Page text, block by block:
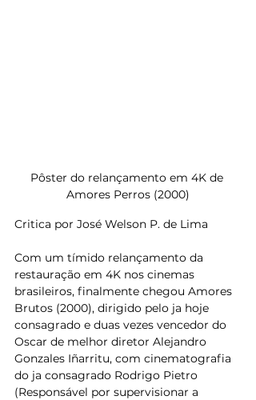
Pôster do relançamento em 4K de
Amores Perros (2000)
Critica por José Welson P. de Lima
Com um tímido relançamento da
restauração em 4K nos cinemas
brasileiros, finalmente chegou Amores
Brutos (2000), dirigido pelo ja hoje
consagrado e duas vezes vencedor do
Oscar de melhor diretor Alejandro
Gonzales Iñarritu, com cinematografia
do ja consagrado Rodrigo Pietro
(Responsável por supervisionar a